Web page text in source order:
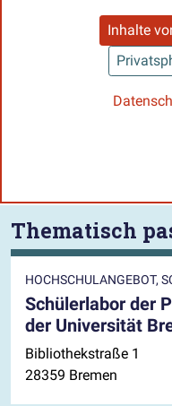
Inhalte
Thematisch
HOCHSCHULANGEBOT,
Schülerlabor der
der Universität
Bibliothekstraße 1
28359 Bremen